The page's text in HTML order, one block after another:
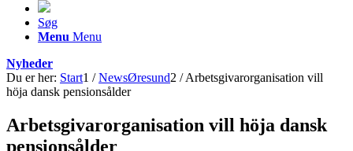
Søg
Menu Menu
Nyheder
Du er her: Start1 / NewsØresund2 / Arbetsgivarorganisation vill
höja dansk pensionsålder
Arbetsgivarorganisation vill höja dansk
pensionsålder